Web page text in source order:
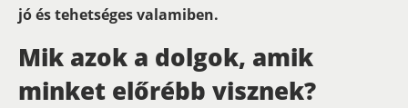
jó és tehetséges valamiben.
Mik azok a dolgok, amik
minket előrébb visznek?